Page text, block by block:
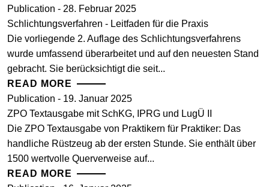
Publication - 28. Februar 2025
Schlichtungsverfahren - Leitfaden für die Praxis
Die vorliegende 2. Auflage des Schlichtungsverfahrens
wurde umfassend überarbeitet und auf den neuesten Stand
gebracht. Sie berücksichtigt die seit...
READ MORE
Publication - 19. Januar 2025
ZPO Textausgabe mit SchKG, IPRG und LugÜ II
Die ZPO Textausgabe von Praktikern für Praktiker: Das
handliche Rüstzeug ab der ersten Stunde. Sie enthält über
1500 wertvolle Querverweise auf...
READ MORE